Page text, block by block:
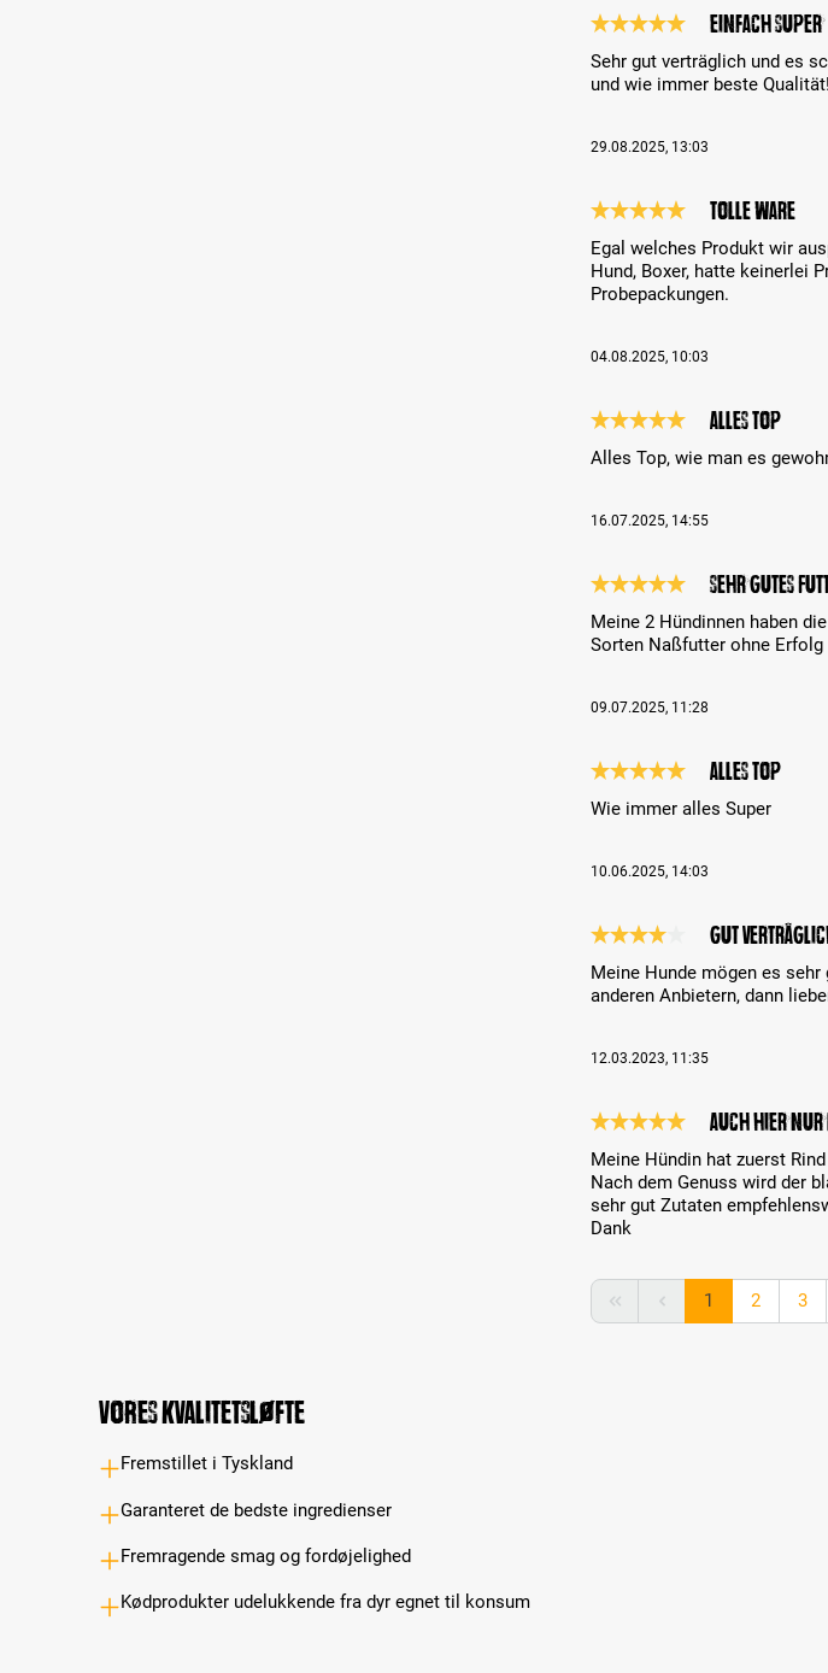
Einfach super
Sehr gut verträglich und es
und wie immer beste Qualität!
29.08.2025, 13:03
Tolle Ware
Egal welches Produkt wir
Hund, Boxer, hatte keinerlei
Probepackungen.
04.08.2025, 10:03
Alles Top
Alles Top, wie man es
16.07.2025, 14:55
Sehr gutes
Meine 2 Hündinnen haben
Sorten Naßfutter ohne
09.07.2025, 11:28
Alles Top
Wie immer alles Super
10.06.2025, 14:03
Gut
Meine Hunde mögen es
anderen Anbietern, dann
12.03.2023, 11:35
Auch hier nur
Meine Hündin hat zuerst
Nach dem Genuss wird der
sehr gut Zutaten
Dank
Page
1 Page
2 Page
3
Vores kvalitetsløfte
Fremstillet i Tyskland
Garanteret de bedste ingredienser
Fremragende smag og fordøjelighed
Kødprodukter udelukkende fra dyr egnet til konsum